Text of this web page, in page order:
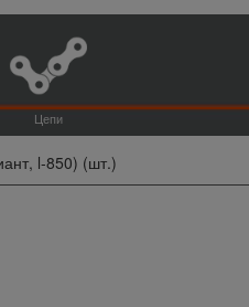
Цепи
l-850) (шт.)